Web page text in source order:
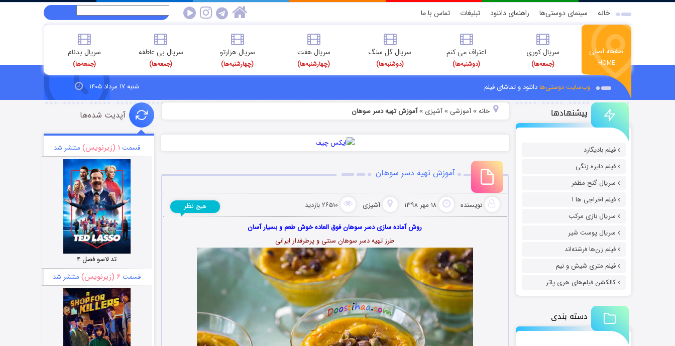
خانه سینمای دوستی‌ها راهنمای دانلود تبلیغات تماس با ما
صفحه اصلی
HOME
سریال کوری
(جمعه‌ها)
اعتراف می کنم
(دوشنبه‌ها)
سریال گل سنگ
(دوشنبه‌ها)
سریال هفت
(چهارشنبه‌ها)
سریال هزارتو
(چهارشنبه‌ها)
سریال بی عاطفه
(جمعه‌ها)
سریال بدنام
(جمعه‌ها)
وب‌سایت دوستی‌هادانلود و تماشای فیلم شنبه ۱۷ مرداد ۱۴۰۵
پیشنهادها
فیلم بادیگارد
فیلم دایره زنگی
سریال گنج مظفر
فیلم اخراجی ها ۱
سریال بازی مرکب
سریال پوست شیر
فیلم زن‌ها فرشته‌اند
فیلم متری شیش و نیم
کالکشن فیلم‌های هری پاتر
دسته بندی
خانه»آموزشی »آشپزی »آموزش تهیه دسر سوهان
آموزش تهیه دسر سوهان
نویسنده ۱۸ مهر ۱۳۹۸ آشپزی ۲۶۵۱۰ بازدید هیچ نظر
روش آماده سازی دسر سوهان فوق العاده خوش طعم و بسیار آسان
طرز تهیه دسر سوهان سنتی و پرطرفدار ایرانی
آپدیت شده‌ها
قسمت ۱ (زیرنویس) منتشر شد
تد لاسو فصل ۴
قسمت ۶ (زیرنویس) منتشر شد